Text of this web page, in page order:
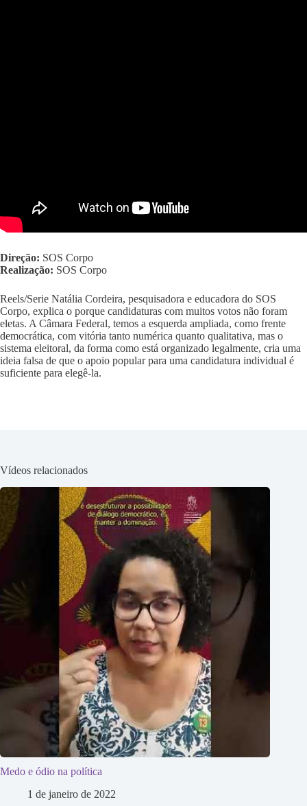
Direção: SOS Corpo
Realização: SOS Corpo
Reels/Serie Natália Cordeira, pesquisadora e educadora do SOS
Corpo, explica o porque candidaturas com muitos votos não foram
eletas. A Câmara Federal, temos a esquerda ampliada, como frente
democrática, com vitória tanto numérica quanto qualitativa, mas o
sistema eleitoral, da forma como está organizado legalmente, cria uma
ideia falsa de que o apoio popular para uma candidatura individual é
suficiente para elegê-la.
Vídeos relacionados
Medo e ódio na política
1 de janeiro de 2022